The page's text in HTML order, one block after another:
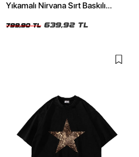
Yıkamalı Nirvana Sırt Baskılı
799,90 TL 639,92 TL